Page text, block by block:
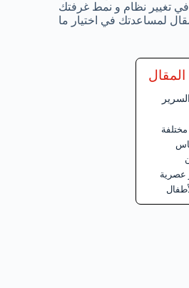
تغيير نظام و نمط غرفتك
لمساعدتك في اختيار ما
عصرية